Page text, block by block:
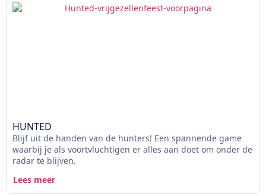
HUNTED
Blijf uit de handen van de hunters! Een spannende game
waarbij je als voortvluchtigen er alles aan doet om onder de
radar te blijven.
Lees meer